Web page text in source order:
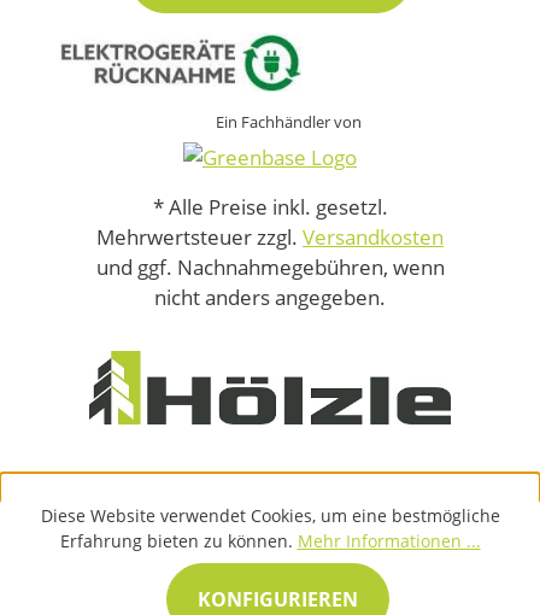
Ein Fachhändler von
* Alle Preise inkl. gesetzl.
Mehrwertsteuer zzgl. Versandkosten
und ggf. Nachnahmegebühren, wenn
nicht anders angegeben.
Diese Website verwendet Cookies, um eine bestmögliche
Erfahrung bieten zu können. Mehr Informationen ...
KONFIGURIEREN